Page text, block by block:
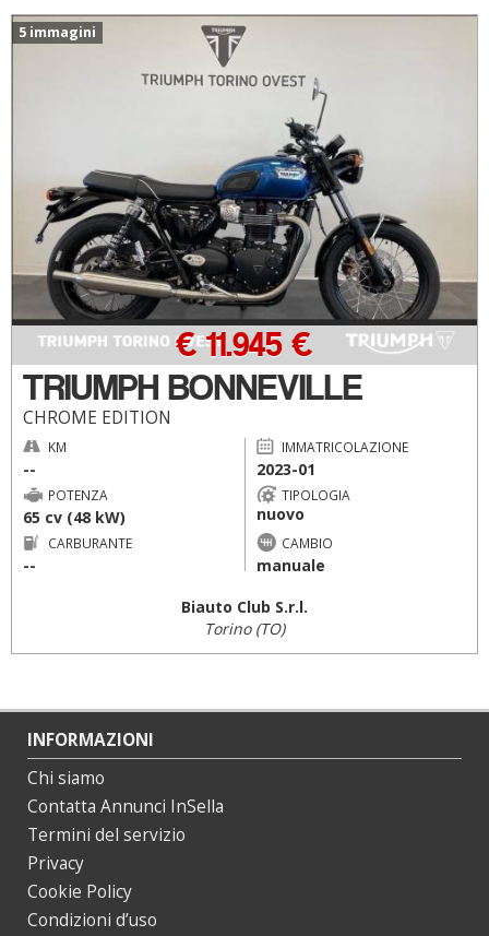
5 immagini
TRIUMPH BONNEVILLE
CHROME EDITION
€ 11.945 €
KM
--
IMMATRICOLAZIONE
2023-01
POTENZA
65 cv (48 kW)
TIPOLOGIA
nuovo
CARBURANTE
--
CAMBIO
manuale
Biauto Club S.r.l.
Torino (TO)
INFORMAZIONI
Chi siamo
Contatta Annunci InSella
Termini del servizio
Privacy
Cookie Policy
Condizioni d’uso